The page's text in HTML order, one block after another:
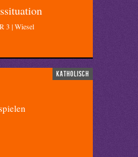
3 | Wiesel
katholisch